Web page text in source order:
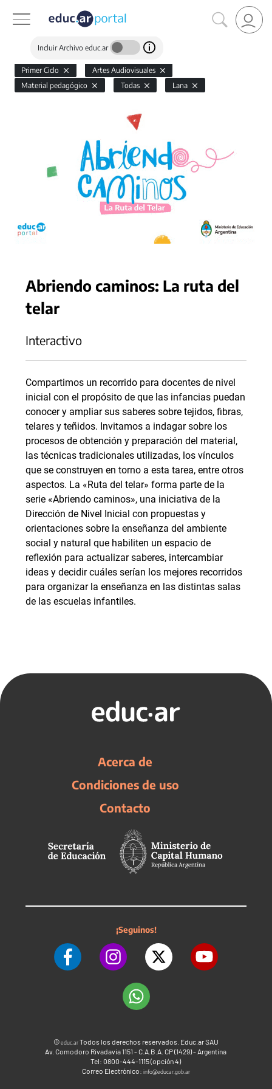
Incluir Archivo educ.ar
Primer Ciclo
Artes Audiovisuales
Material pedagógico
Todas Lana
Abriendo caminos: La ruta del
telar
Interactivo
Compartimos un recorrido para docentes de nivel
inicial con el propósito de que las infancias puedan
conocer y ampliar sus saberes sobre tejidos, fibras,
telares y teñidos. Invitamos a indagar sobre los
procesos de obtención y preparación del material,
las técnicas tradicionales utilizadas, los vínculos
que se construyen en torno a esta tarea, entre otros
aspectos. La «Ruta del telar» forma parte de la
serie «Abriendo caminos», una iniciativa de la
Dirección de Nivel Inicial con propuestas y
orientaciones sobre la enseñanza del ambiente
social y natural que habiliten un espacio de
reflexión para actualizar saberes, intercambiar
ideas y decidir cuáles serían los mejores recorridos
para organizar la enseñanza en las distintas salas
de las escuelas infantiles.
Acerca de
Condiciones de uso
Contacto
¡Seguinos!
©educ.arTodos los derechos reservados. Educ.ar SAU
Av. Comodoro Rivadavia 1151 - C.A.B.A. CP (1429) - Argentina
Tel: 0800-444-1115 (opción 4)
Correo Electrónico: info@educar.gob.ar